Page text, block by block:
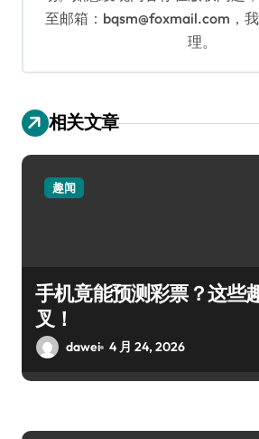
至邮箱：bqsm@foxmail.com，
理。
相关文章
趣闻
手机竟能预测彩票？这些
叉！
dawei 4 月 24, 2026